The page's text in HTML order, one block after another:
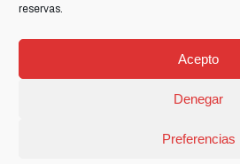
reservas.
Acepto
Denegar
Preferencias